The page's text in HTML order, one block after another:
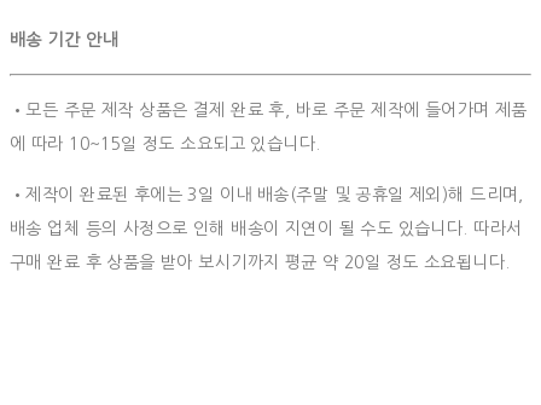
배송 기간 안내
•모든 주문 제작 상품은 결제 완료 후, 바로 주문 제작에 들어가며 제품
에 따라 10~15일 정도 소요되고 있습니다.
•제작이 완료된 후에는 3일 이내 배송(주말 및 공휴일 제외)해 드리며,
배송 업체 등의 사정으로 인해 배송이 지연이 될 수도 있습니다. 따라서
구매 완료 후 상품을 받아 보시기까지 평균 약 20일 정도 소요됩니다.